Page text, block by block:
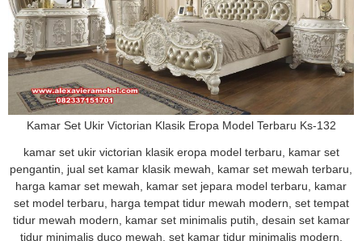
Kamar Set Ukir Victorian Klasik Eropa Model Terbaru Ks-132
kamar set ukir victorian klasik eropa model terbaru, kamar set
pengantin, jual set kamar klasik mewah, kamar set mewah terbaru,
harga kamar set mewah, kamar set jepara model terbaru, kamar
set model terbaru, harga tempat tidur mewah modern, set tempat
tidur mewah modern, kamar set minimalis putih, desain set kamar
tidur minimalis duco mewah, set kamar tidur minimalis modern,